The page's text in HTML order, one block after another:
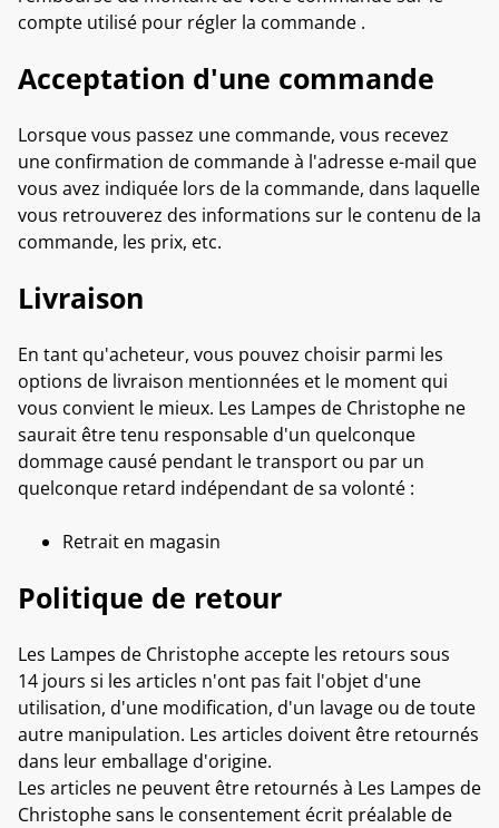
compte utilisé pour régler la commande .
Acceptation d'une commande
Lorsque vous passez une commande, vous recevez
une confirmation de commande à l'adresse e-mail que
vous avez indiquée lors de la commande, dans laquelle
vous retrouverez des informations sur le contenu de la
commande, les prix, etc.
Livraison
En tant qu'acheteur, vous pouvez choisir parmi les
options de livraison mentionnées et le moment qui
vous convient le mieux. Les Lampes de Christophe ne
saurait être tenu responsable d'un quelconque
dommage causé pendant le transport ou par un
quelconque retard indépendant de sa volonté :
Retrait en magasin
Politique de retour
Les Lampes de Christophe accepte les retours sous
14 jours si les articles n'ont pas fait l'objet d'une
utilisation, d'une modification, d'un lavage ou de toute
autre manipulation. Les articles doivent être retournés
dans leur emballage d'origine.
Les articles ne peuvent être retournés à Les Lampes de
Christophe sans le consentement écrit préalable de